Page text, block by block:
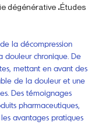
dégénérative .Études
la décompression
douleur chronique. De
mettant en avant des
de la douleur et une
Des témoignages
pharmaceutiques,
avantages pratiques